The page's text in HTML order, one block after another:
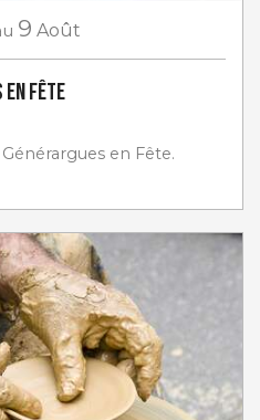
9 Août
Fête
en Fête.